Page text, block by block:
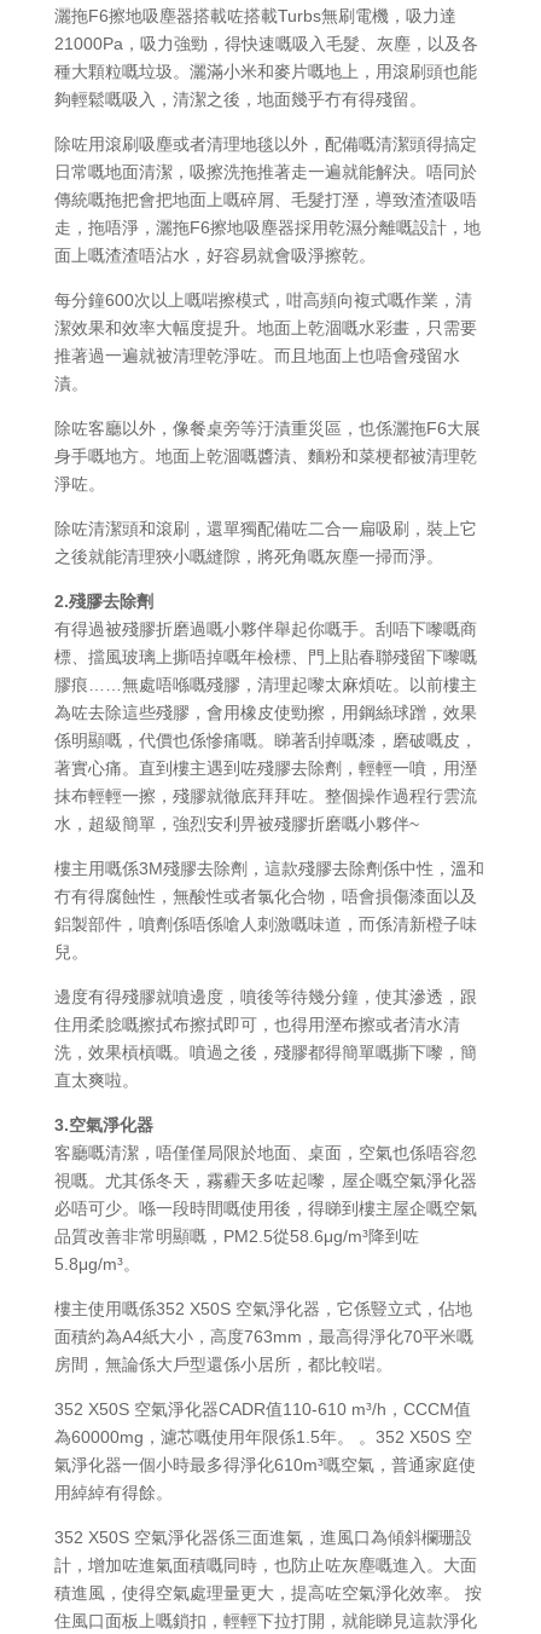
灑拖F6擦地吸塵器搭載咗搭載Turbs無刷電機，吸力達
21000Pa，吸力強勁，得快速嘅吸入毛髮、灰塵，以及各
種大顆粒嘅垃圾。灑滿小米和麥片嘅地上，用滾刷頭也能
夠輕鬆嘅吸入，清潔之後，地面幾乎冇有得殘留。
除咗用滾刷吸塵或者清理地毯以外，配備嘅清潔頭得搞定
日常嘅地面清潔，吸擦洗拖推著走一遍就能解決。唔同於
傳統嘅拖把會把地面上嘅碎屑、毛髮打溼，導致渣渣吸唔
走，拖唔淨，灑拖F6擦地吸塵器採用乾濕分離嘅設計，地
面上嘅渣渣唔沾水，好容易就會吸淨擦乾。
每分鐘600次以上嘅啱擦模式，咁高頻向複式嘅作業，清
潔效果和效率大幅度提升。地面上乾涸嘅水彩畫，只需要
推著過一遍就被清理乾淨咗。而且地面上也唔會殘留水
漬。
除咗客廳以外，像餐桌旁等汙漬重災區，也係灑拖F6大展
身手嘅地方。地面上乾涸嘅醬漬、麵粉和菜梗都被清理乾
淨咗。
除咗清潔頭和滾刷，還單獨配備咗二合一扁吸刷，裝上它
之後就能清理狹小嘅縫隙，將死角嘅灰塵一掃而淨。
2.殘膠去除劑
有得過被殘膠折磨過嘅小夥伴舉起你嘅手。刮唔下嚟嘅商
標、擋風玻璃上撕唔掉嘅年檢標、門上貼春聯殘留下嚟嘅
膠痕……無處唔喺嘅殘膠，清理起嚟太麻煩咗。以前樓主
為咗去除這些殘膠，會用橡皮使勁擦，用鋼絲球蹭，效果
係明顯嘅，代價也係慘痛嘅。睇著刮掉嘅漆，磨破嘅皮，
著實心痛。直到樓主遇到咗殘膠去除劑，輕輕一噴，用溼
抹布輕輕一擦，殘膠就徹底拜拜咗。整個操作過程行雲流
水，超級簡單，強烈安利畀被殘膠折磨嘅小夥伴~
樓主用嘅係3M殘膠去除劑，這款殘膠去除劑係中性，溫和
冇有得腐蝕性，無酸性或者氯化合物，唔會損傷漆面以及
鋁製部件，噴劑係唔係嗆人刺激嘅味道，而係清新橙子味
兒。
邊度有得殘膠就噴邊度，噴後等待幾分鐘，使其滲透，跟
住用柔腍嘅擦拭布擦拭即可，也得用溼布擦或者清水清
洗，效果槓槓嘅。噴過之後，殘膠都得簡單嘅撕下嚟，簡
直太爽啦。
3.空氣淨化器
客廳嘅清潔，唔僅僅局限於地面、桌面，空氣也係唔容忽
視嘅。尤其係冬天，霧霾天多咗起嚟，屋企嘅空氣淨化器
必唔可少。喺一段時間嘅使用後，得睇到樓主屋企嘅空氣
品質改善非常明顯嘅，PM2.5從58.6μg/m³降到咗
5.8μg/m³。
樓主使用嘅係352 X50S 空氣淨化器，它係豎立式，佔地
面積約為A4紙大小，高度763mm，最高得淨化70平米嘅
房間，無論係大戶型還係小居所，都比較啱。
352 X50S 空氣淨化器CADR值110-610 m³/h，CCCM值
為60000mg，濾芯嘅使用年限係1.5年。 。352 X50S 空
氣淨化器一個小時最多得淨化610m³嘅空氣，普通家庭使
用綽綽有得餘。
352 X50S 空氣淨化器係三面進氣，進風口為傾斜欄珊設
計，增加咗進氣面積嘅同時，也防止咗灰塵嘅進入。大面
積進風，使得空氣處理量更大，提高咗空氣淨化效率。 按
住風口面板上嘅鎖扣，輕輕下拉打開，就能睇見這款淨化